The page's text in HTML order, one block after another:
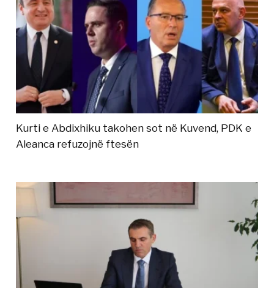
Kurti e Abdixhiku takohen sot në Kuvend, PDK e
Aleanca refuzojnë ftesën